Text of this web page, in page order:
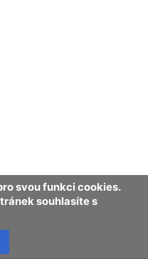
svou funkci cookies.
souhlasíte s